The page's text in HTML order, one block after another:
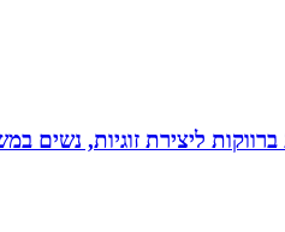
ליצירת זוגיות, נשים